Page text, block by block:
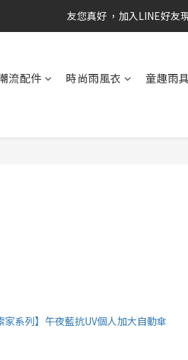
RAINSTORY會員招募中   加入
友您真好 ，加入LINE好友
流配件 時尚雨風衣 童趣雨具